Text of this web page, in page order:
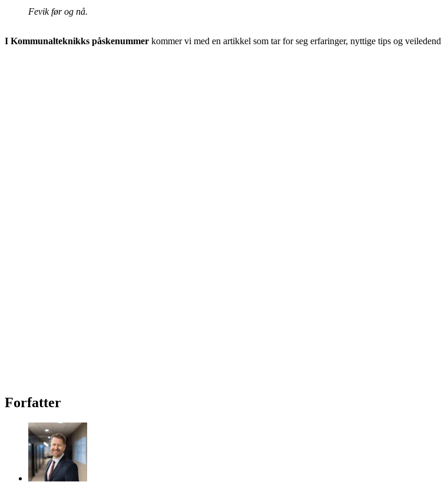
Fevik før og nå.
I Kommunalteknikks påskenummer kommer vi med en artikkel som tar for seg erfaringer, nyttige tips og
Forfatter